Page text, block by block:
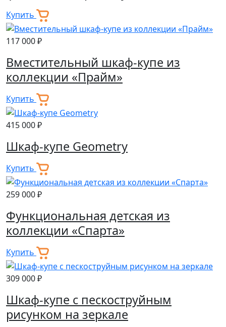
Купить
117 000 ₽
Вместительный шкаф-купе из
коллекции «Прайм»
Купить
415 000 ₽
Шкаф-купе Geometry
Купить
259 000 ₽
Функциональная детская из
коллекции «Спарта»
Купить
309 000 ₽
Шкаф-купе с пескоструйным
рисунком на зеркале